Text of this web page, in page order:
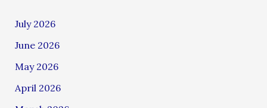
July 2026
June 2026
May 2026
April 2026